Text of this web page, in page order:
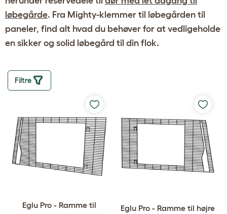
løbegårde. Fra Mighty-klemmer til løbegården til
paneler, find alt hvad du behøver for at vedligeholde
en sikker og solid løbegård til din flok.
Filtre
Eglu Pro - Ramme til
Eglu Pro - Ramme til højre